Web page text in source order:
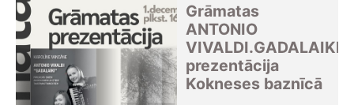
Grāmatas
ANTONIO
VIVALDI.GADALAIKI
prezentācija
Kokneses baznīcā